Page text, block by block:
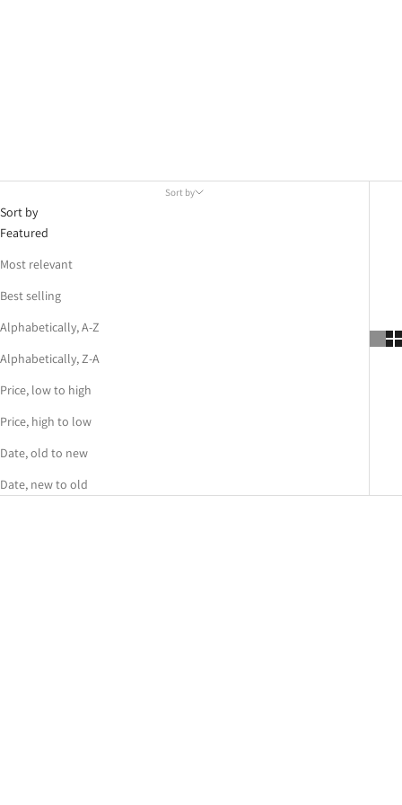
Sort by
Sort by
Featured
Most relevant
Best selling
Alphabetically, A-Z
Alphabetically, Z-A
Price, low to high
Price, high to low
Date, old to new
Date, new to old